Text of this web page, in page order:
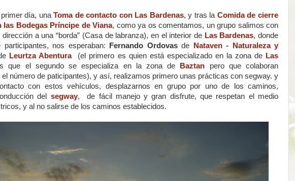
día, unaToma de contacto con Las Bardenas, y tras la Comida de cierre
las Bodegas Príncipe de Viana, como ya os comentamos, un grupo salimos con
a una “borda” (Casa de labranza), en el interior de Las Bardenas, donde
nos esperaban: Fernando Ordovasde Nataven - Naturaleza y
Leurtza Abentura(el primero es quien está especializado en la zona de Las
que el segundo se especializa en la zona de Baztan pero que colaboran
número de paticipantes), y así, realizamos primero unas prácticas con segway. y
con estos vehículos, desplazarnos en grupo por uno de los caminos,
del segway, de fácil manejo y gran disfrute, que respetan el medio
y al no salirse de los caminos establecidos.